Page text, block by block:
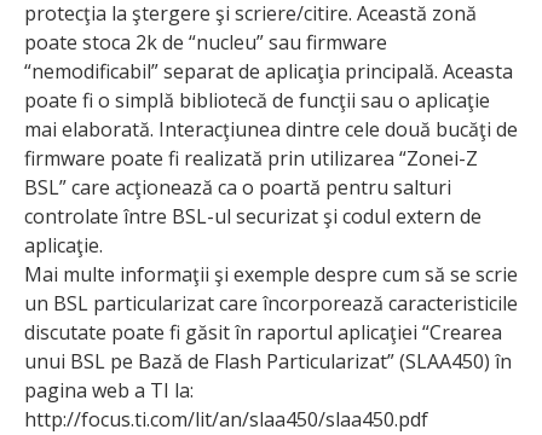
protecţia la ştergere şi scriere/citire. Această zonă
poate stoca 2k de “nucleu” sau firmware
“nemodificabil” separat de aplicaţia principală. Aceasta
poate fi o simplă bibliotecă de funcţii sau o aplicaţie
mai elaborată. Interacţiunea dintre cele două bucăţi de
firmware poate fi realizată prin utilizarea “Zonei-Z
BSL” care acţionează ca o poartă pentru salturi
controlate între BSL-ul securizat şi codul extern de
aplicaţie.
Mai multe informaţii şi exemple despre cum să se scrie
un BSL particularizat care încorporează ca­racteristicile
discutate poate fi găsit în raportul aplicaţiei “Crearea
unui BSL pe Bază de Flash Particularizat” (SLAA450) în
pagina web a TI la:
http://focus.ti.com/lit/an/slaa450/slaa450.pdf